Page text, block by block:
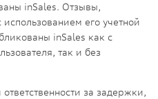
inSales. Отзывы,
его учетной
inSales как с
так и без
за задержки,